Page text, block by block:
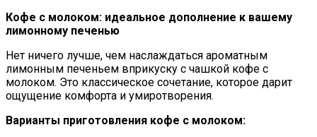
Кофе с молоком: идеальное дополнение к вашему
лимонному печенью
Нет ничего лучше, чем наслаждаться ароматным
лимонным печеньем вприкуску с чашкой кофе с
молоком. Это классическое сочетание, которое дарит
ощущение комфорта и умиротворения.
Варианты приготовления кофе с молоком: